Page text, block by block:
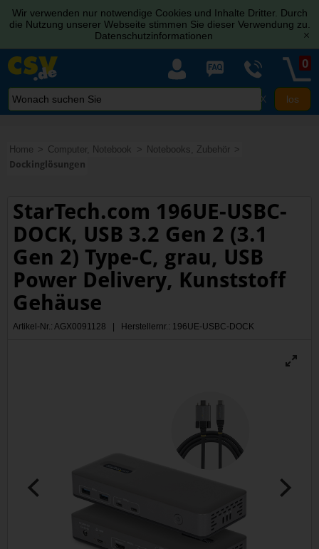
Wir verwenden nur notwendige Cookies und Inhalte Dritter. Durch
die Nutzung unserer Webseite stimmen Sie dieser Verwendung zu.
Datenschutzinformationen
[x]
X
0
Home Computer, Notebook
Notebooks, Zubehör
Dockinglösungen
StarTech.com 196UE-USBC-
DOCK, USB 3.2 Gen 2 (3.1
Gen 2) Type-C, grau, USB
Power Delivery, Kunststoff
Gehäuse
Artikel-Nr.: AGX0091128 | Herstellernr.: 196UE-USBC-DOCK